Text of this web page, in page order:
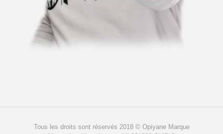
Tous les droits sont réservés 2018 © Opiyane Marque